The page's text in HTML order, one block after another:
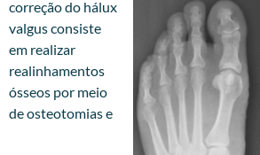
correção do hálux
valgus consiste
em realizar
realinhamentos
ósseos por meio
de osteotomias e